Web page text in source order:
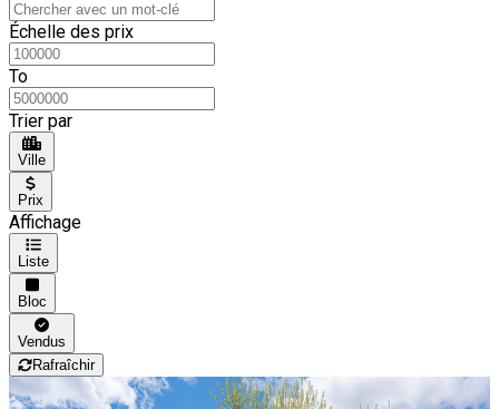
Échelle des prix
To
Trier par
Ville
Prix
Affichage
Liste
Bloc
Vendus
Rafraîchir